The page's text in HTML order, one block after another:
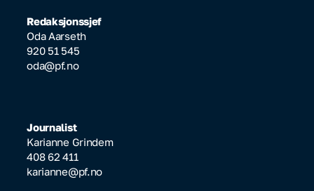
Redaksjonssjef
Oda Aarseth
920 51 545
oda@pf.no
Journalist
Karianne Grindem
408 62 411
karianne@pf.no